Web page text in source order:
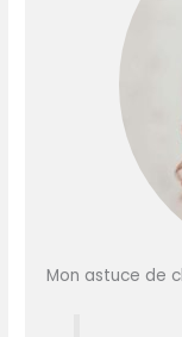
Mon astuce de